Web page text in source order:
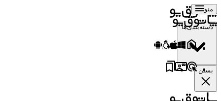
منو
دسته‌بندی‌ها
بستن